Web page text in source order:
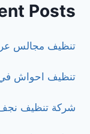
Posts
تنظيف مجالس
تنظيف احواش في
شركة تنظيف